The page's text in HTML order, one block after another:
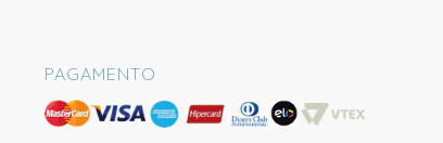
PAGAMENTO